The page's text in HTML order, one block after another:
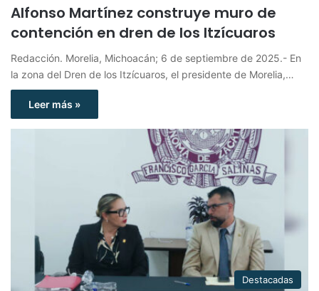
Alfonso Martínez construye muro de
contención en dren de los Itzícuaros
Redacción. Morelia, Michoacán; 6 de septiembre de 2025.- En
la zona del Dren de los Itzícuaros, el presidente de Morelia,…
Leer más »
Destacadas